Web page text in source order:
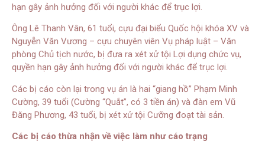
hạn gây ảnh hưởng đối với người khác để trục lợi.
Ông Lê Thanh Vân, 61 tuổi, cựu đại biểu Quốc hội khóa XV và
Nguyễn Văn Vương – cựu chuyên viên Vụ pháp luật – Văn
phòng Chủ tịch nước, bị đưa ra xét xử tội Lợi dụng chức vụ,
quyền hạn gây ảnh hưởng đối với người khác để trục lợi.
Các bị cáo còn lại trong vụ án là hai “giang hồ” Phạm Minh
Cường, 39 tuổi (Cường “Quắt”, có 3 tiền án) và đàn em Vũ
Đăng Phương, 43 tuổi, bị xét xử tội Cưỡng đoạt tài sản.
Các bị cáo thừa nhận về việc làm như cáo trạng